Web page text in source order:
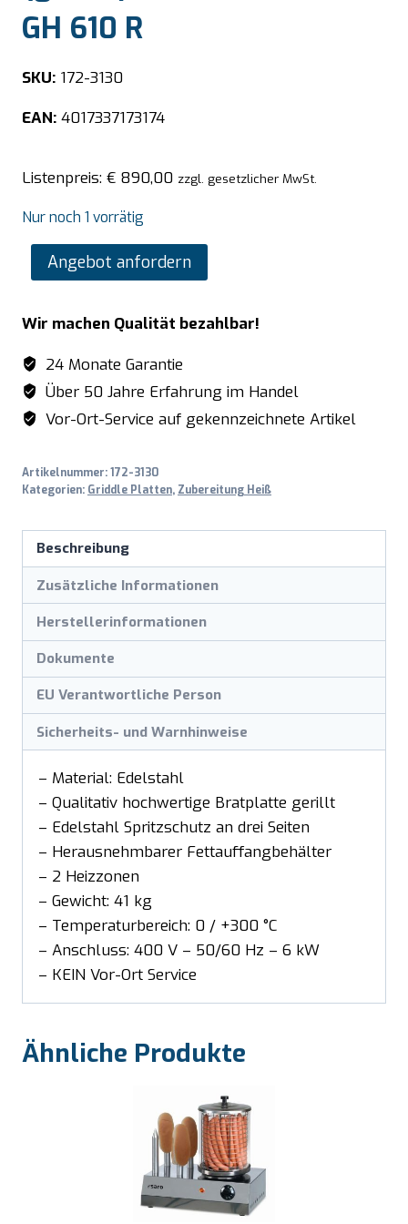
GH 610 R
SKU: 172-3130
EAN: 4017337173174
Listenpreis: € 890,00 zzgl. gesetzlicher MwSt.
Nur noch 1 vorrätig
SARO
Griddleplatte
Modell
FRY
TOP
GH
610
Menge
Angebot anfordern
Wir machen Qualität bezahlbar!
24 Monate Garantie
Über 50 Jahre Erfahrung im Handel
Vor-Ort-Service auf gekennzeichnete Artikel
Artikelnummer:172-3130
Kategorien: Griddle Platten, Zubereitung Heiß
Beschreibung
Zusätzliche Informationen
Herstellerinformationen
Dokumente
EU Verantwortliche Person
Sicherheits- und Warnhinweise
– Material: Edelstahl
– Qualitativ hochwertige Bratplatte gerillt
– Edelstahl Spritzschutz an drei Seiten
– Herausnehmbarer Fettauffangbehälter
– 2 Heizzonen
– Gewicht: 41 kg
– Temperaturbereich: 0 / +300 °C
– Anschluss: 400 V – 50/60 Hz – 6 kW
– KEIN Vor-Ort Service
Ähnliche Produkte